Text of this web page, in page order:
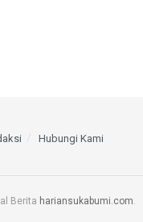
Hubungi Kami
Berita hariansukabumi.com